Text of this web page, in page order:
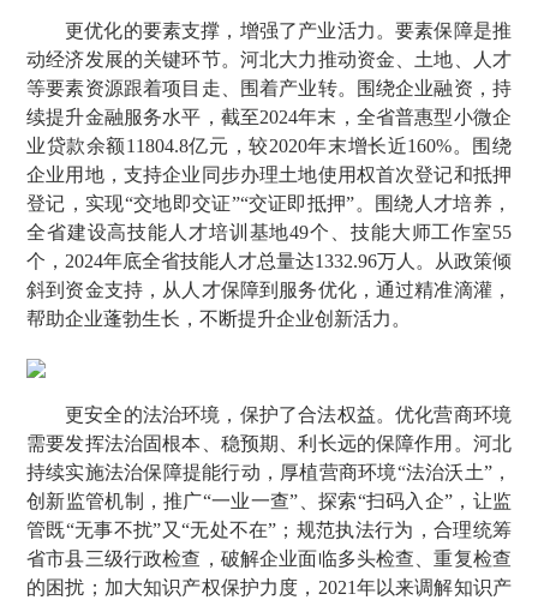
更优化的要素支撑，增强了产业活力。要素保障是推
动经济发展的关键环节。河北大力推动资金、土地、人才
等要素资源跟着项目走、围着产业转。围绕企业融资，持
续提升金融服务水平，截至2024年末，全省普惠型小微企
业贷款余额11804.8亿元，较2020年末增长近160%。围绕
企业用地，支持企业同步办理土地使用权首次登记和抵押
登记，实现“交地即交证”“交证即抵押”。围绕人才培养，
全省建设高技能人才培训基地49个、技能大师工作室55
个，2024年底全省技能人才总量达1332.96万人。从政策倾
斜到资金支持，从人才保障到服务优化，通过精准滴灌，
帮助企业蓬勃生长，不断提升企业创新活力。
更安全的法治环境，保护了合法权益。优化营商环境
需要发挥法治固根本、稳预期、利长远的保障作用。河北
持续实施法治保障提能行动，厚植营商环境“法治沃土”，
创新监管机制，推广“一业一查”、探索“扫码入企”，让监
管既“无事不扰”又“无处不在”；规范执法行为，合理统筹
省市县三级行政检查，破解企业面临多头检查、重复检查
的困扰；加大知识产权保护力度，2021年以来调解知识产